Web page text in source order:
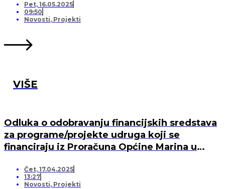
OPREMANJA DJEČJEG IGRALIŠTA U DV
MARINA, PO „KRIJESNICA“U POZORCU
Pet, 16.05.2025
09:50
Novosti, Projekti
VIŠE
Odluka o odobravanju financijskih sredstava
za programe/projekte udruga koji se
financiraju iz Proračuna Općine Marina u
Čet, 17.04.2025
13:27
Novosti, Projekti